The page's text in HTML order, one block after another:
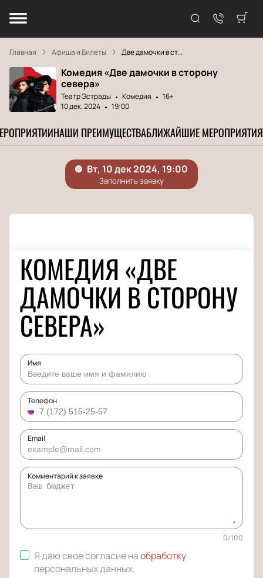
Главная Афиша и Билеты Две дамочки в ст...
Комедия «Две дамочки в сторону
севера»
Театр Эстрады Комедия
16+
10 дек. 2024
19:00
НАШИ ПРЕИМУЩЕСТВАБЛИЖАЙШИЕ МЕРОПРИЯТИЯ
КОМЕДИЯ «ДВЕ
ДАМОЧКИ В СТОРОНУ
СЕВЕРА»
Имя
Телефон
Email
Комментарий к заявке
0/100
Я даю свое согласие наобработку
персональных данных.